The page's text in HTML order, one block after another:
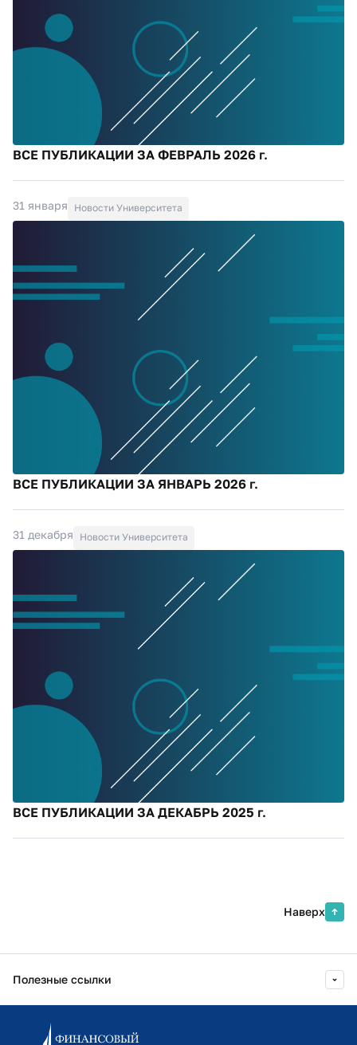
ВСЕ ПУБЛИКАЦИИ ЗА ФЕВРАЛЬ 2026 г.
31 января Новости Университета
ВСЕ ПУБЛИКАЦИИ ЗА ЯНВАРЬ 2026 г.
31 декабря Новости Университета
ВСЕ ПУБЛИКАЦИИ ЗА ДЕКАБРЬ 2025 г.
Наверх
Полезные ссылки
Информационно-образовательный портал